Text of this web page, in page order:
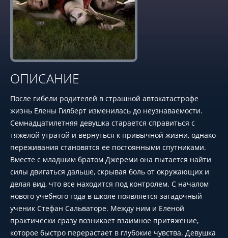
ОПИСАНИЕ
После гибели родителей в страшной автокатастрофе
жизнь Елены Гилберт изменилась до неузнаваемости.
Семнадцатилетняя девушка старается справиться с
тяжелой утратой и вернуться к привычной жизни, однако
переживания становятся ее постоянными спутниками.
Вместе с младшим братом Джереми она пытается найти
силы двигаться дальше, скрывая боль от окружающих и
делая вид, что все находится под контролем. С началом
нового учебного года в школе появляется загадочный
ученик Стефан Сальваторе. Между ним и Еленой
практически сразу возникает взаимное притяжение,
которое быстро перерастает в глубокие чувства. Девушка